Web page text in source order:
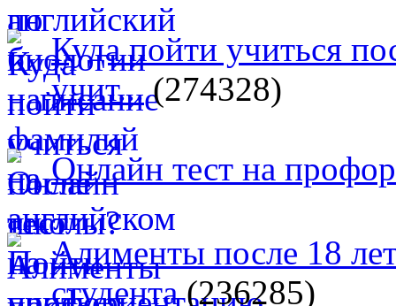
Куда пойти учиться
учит...(274328)
Онлайн тест на
Алименты после 18
студента(236285)